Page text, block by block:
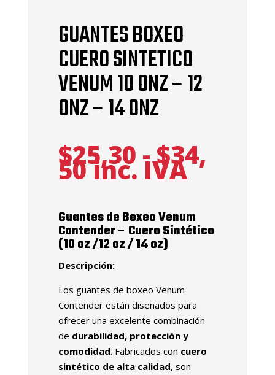
GUANTES BOXEO
CUERO SINTETICO
VENUM 10 ONZ – 12
ONZ – 14 ONZ
$25,30 -$34,
50Rango
de
desde
$25,30
hasta
$34,50
inc. IVA
Guantes de Boxeo Venum
Contender – Cuero Sintético
(10 oz /12 oz / 14 oz)
Descripción:
Los guantes de boxeo Venum
Contender están diseñados para
ofrecer una excelente combinación
de durabilidad, protección y
comodidad. Fabricados con cuero
sintético de alta calidad, son